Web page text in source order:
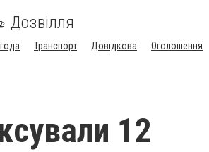
Дозвілля
Транспорт Довідкова Оголошення
12